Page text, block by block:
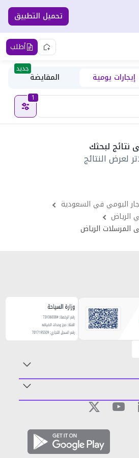
تحميل التطبيق
أطلب
إيجارات يومية المقايضة
جديد
1
نتائج لبحثك
لعرض النتائج
اليومي في السعودية
الرياض
المرسلات الرياض